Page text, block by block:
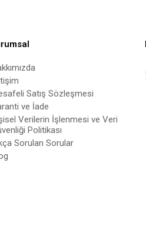
Satış Sözleşmesi
ve İade
Verilerin İşlenmesi ve Veri
Politikası
Sorulan Sorular